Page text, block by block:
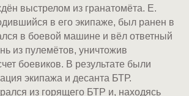
выстрелом из гранатомёта. Е.
в его экипаже, был ранен в
в боевой машине и вёл ответный
из пулемётов, уничтожив
боевиков. В результате были
экипажа и десанта БТР.
из горящего БТР и, находясь